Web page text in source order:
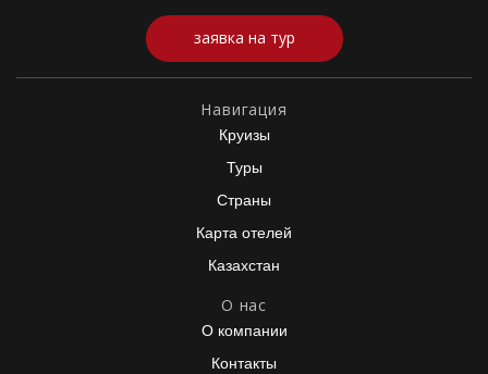
заявка на тур
Навигация
Круизы
Туры
Страны
Карта отелей
Казахстан
О нас
О компании
Контакты